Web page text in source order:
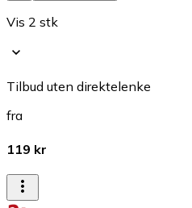
Vis 2 stk
Tilbud uten direktelenke
fra
119 kr